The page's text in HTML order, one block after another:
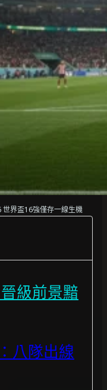
界盃16強僅存一線生機
級前景黯
八隊出線